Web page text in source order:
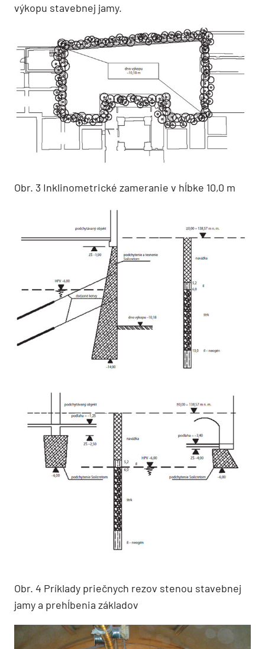
výkopu stavebnej jamy.
Obr. 3 Inklinometrické zameranie v hĺbke 10,0 m
Obr. 4 Príklady priečnych rezov stenou stavebnej
jamy a prehĺbenia základov